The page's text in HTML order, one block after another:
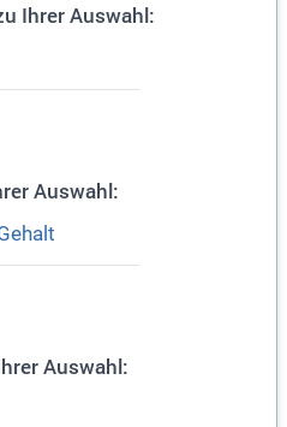
Ihrer Auswahl:
Auswahl:
Auswahl: